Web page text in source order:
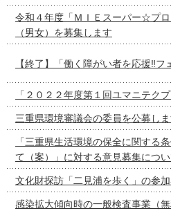
令和４年度「ＭＩＥスーパー☆プ
（男女）を募集します
【終了】「働く障がい者を応援‼フ
「２０２２年度第１回ユマニテク
三重県環境審議会の委員を公募し
「三重県生活環境の保全に関する
て（案）」に対する意見募集につ
文化財探訪「二見浦を歩く」の参
感染拡大傾向時の一般検査事業（